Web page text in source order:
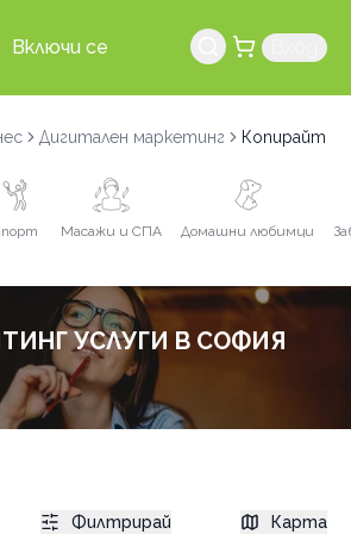
Включи се
Дигитален маркетинг
Масажи и СПА Домашни любимци
УСЛУГИ В СОФИЯ
Филтрирай Карта